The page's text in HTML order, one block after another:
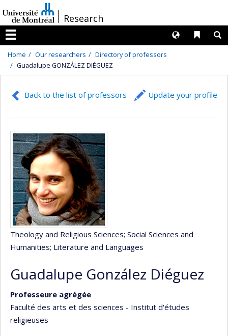
au
contenu
/Research
Menu
Liens
Langues
Home Our researchers
Directory of professors
Guadalupe GONZÁLEZ DIÉGUEZ
Back to the list of professors Update your profile
Theology and Religious Sciences; Social Sciences and
Humanities; Literature and Languages
Guadalupe González Diéguez
Professeure agrégée
Faculté des arts et des sciences - Institut d'études
religieuses